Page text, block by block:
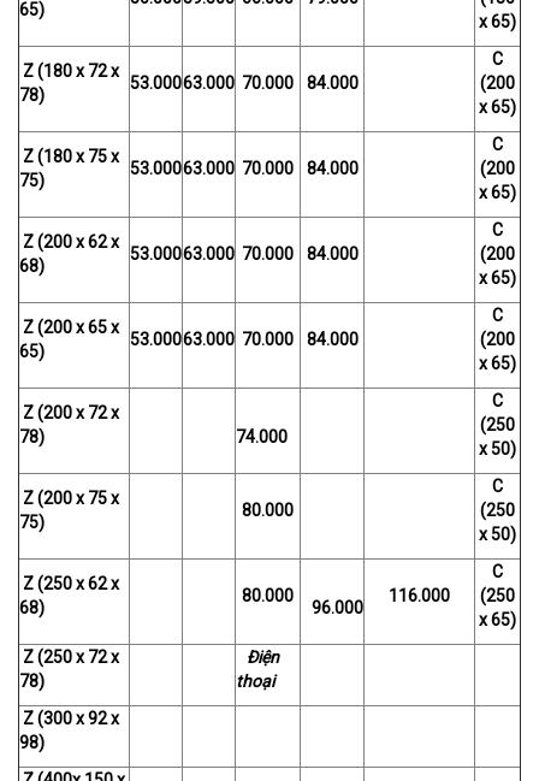
65)
x 65)
Z (180 x 72 x
78)
53.00063.000 70.000 84.000
C
(200
x 65)
Z (180 x 75 x
75)
53.00063.000 70.000 84.000
C
(200
x 65)
Z (200 x 62 x
68)
53.00063.000 70.000 84.000
C
(200
x 65)
Z (200 x 65 x
65)
53.00063.000 70.000 84.000
C
(200
x 65)
Z (200 x 72 x
78)
74.000
C
(250
x 50)
Z (200 x 75 x
75)
80.000
C
(250
x 50)
Z (250 x 62 x
68)
80.000
96.000
116.000
C
(250
x 65)
Z (250 x 72 x
78)
Điện
thoại
Z (300 x 92 x
98)